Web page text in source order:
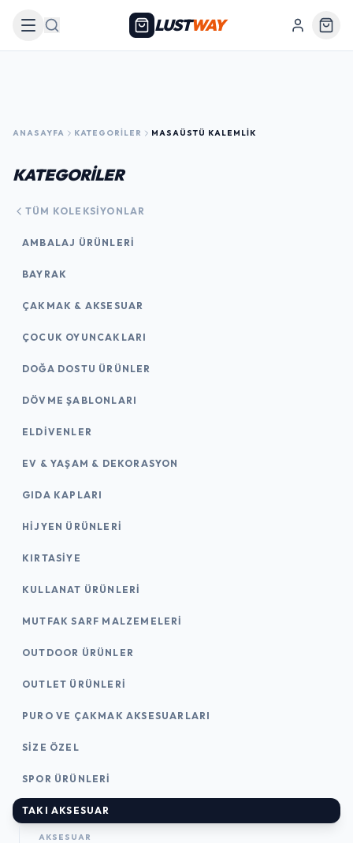
Arama LUSTWAY
ANASAYFA KATEGORILER MASAÜSTÜ KALEMLIK
KATEGORİLER
TÜM KOLEKSIYONLAR
AMBALAJ ÜRÜNLERI
BAYRAK
ÇAKMAK & AKSESUAR
ÇOCUK OYUNCAKLARI
DOĞA DOSTU ÜRÜNLER
DÖVME ŞABLONLARI
ELDIVENLER
EV & YAŞAM & DEKORASYON
GIDA KAPLARI
HIJYEN ÜRÜNLERI
KIRTASİYE
KULLANAT ÜRÜNLERI
MUTFAK SARF MALZEMELERI
OUTDOOR ÜRÜNLER
OUTLET ÜRÜNLERI
PURO VE ÇAKMAK AKSESUARLARI
SIZE ÖZEL
SPOR ÜRÜNLERI
TAKI AKSESUAR
AKSESUAR